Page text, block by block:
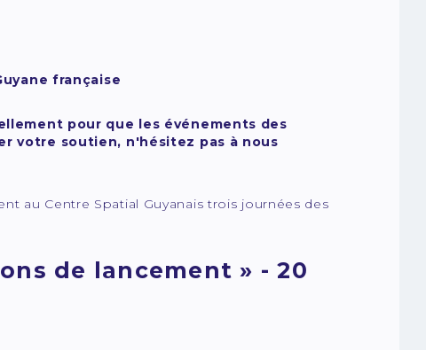
française
pour que les événements des
votre soutien, n'hésitez pas à nous
au Centre Spatial Guyanais trois journées des
de lancement » - 20